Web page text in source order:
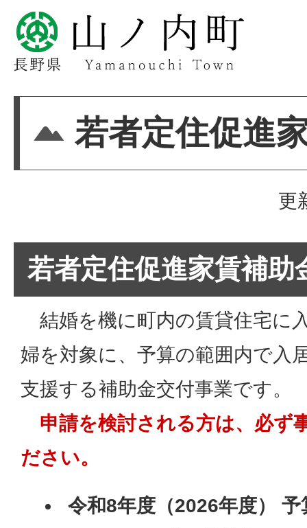
若者定住促進
更
若者定住促進家賃補助
結婚を機に町内の賃貸住宅に
婦を対象に、予算の範囲内で入
支援する補助金交付事業です。
申請を検討される方は、 必ず
ださい。
令和8年度（2026年度） 予